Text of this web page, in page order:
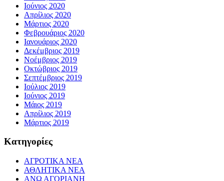
Ιούνιος 2020
Απρίλιος 2020
Μάρτιος 2020
Φεβρουάριος 2020
Ιανουάριος 2020
Δεκέμβριος 2019
Νοέμβριος 2019
Οκτώβριος 2019
Σεπτέμβριος 2019
Ιούλιος 2019
Ιούνιος 2019
Μάιος 2019
Απρίλιος 2019
Μάρτιος 2019
Kατηγορίες
ΑΓΡΟΤΙΚΑ ΝΕΑ
ΑΘΛΗΤΙΚΑ ΝΕΑ
ΑΝΩ ΑΓΟΡΙΑΝΗ